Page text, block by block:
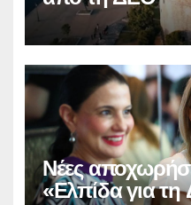
Νέες
«Ελπίδα για τη